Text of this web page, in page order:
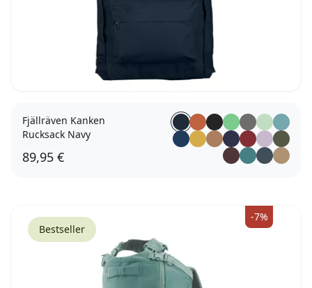
Fjällräven Kanken
Rucksack Navy
89,95 €
Bestseller
-7%